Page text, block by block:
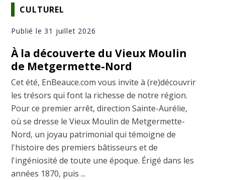
CULTUREL
Publié le 31 juillet 2026
À la découverte du Vieux Moulin
de Metgermette-Nord
Cet été, EnBeauce.com vous invite à (re)découvrir
les trésors qui font la richesse de notre région.
Pour ce premier arrêt, direction Sainte-Aurélie,
où se dresse le Vieux Moulin de Metgermette-
Nord, un joyau patrimonial qui témoigne de
l'histoire des premiers bâtisseurs et de
l'ingéniosité de toute une époque. Érigé dans les
années 1870, puis ...